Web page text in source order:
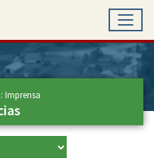
Imprensa